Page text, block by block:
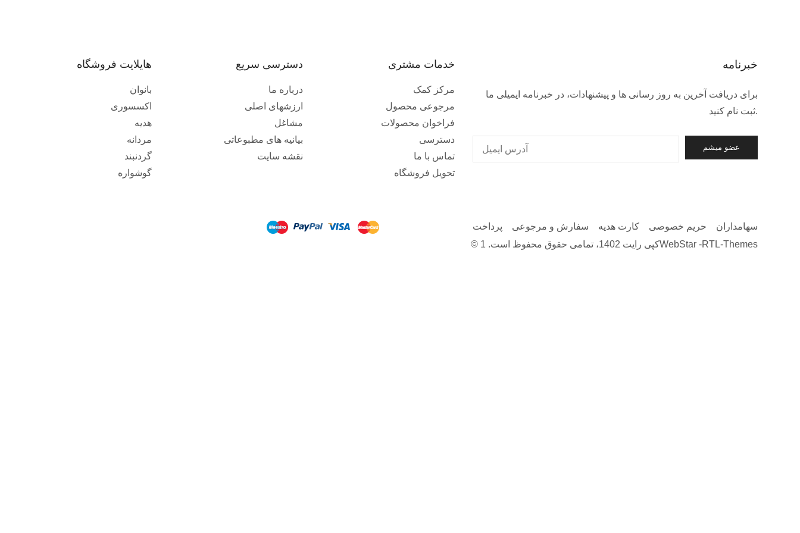
هایلایت فروشگاه
بانوان
اکسسوری
هدیه
مردانه
گردنبند
گوشواره
دسترسی سریع
درباره ما
ارزشهای اصلی
مشاغل
بیانیه های مطبوعاتی
نقشه سایت
خدمات مشتری
مرکز کمک
مرجوعی محصول
فراخوان محصولات
دسترسی
تماس با ما
تحویل فروشگاه
خبرنامه
برای دریافت آخرین به روز رسانی ها و پیشنهادات، در خبرنامه ایمیلی ما
ثبت نام کنید.
پرداخت سفارش و مرجوعی کارت هدیه حریم خصوصی
سهامداران
© کپی رایت 1402، تمامی حقوق محفوظ است. 1WebStar -RTL-Themes